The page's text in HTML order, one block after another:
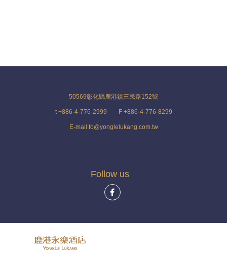
50569彰化縣鹿港鎮三民路152號
t +886-4-776-2999 F +886-4-776-8299
E-mail fo@yonglelukang.com.tw
Follow us